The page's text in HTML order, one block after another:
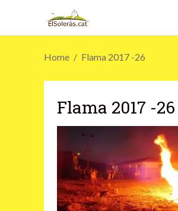
Home Flama 2017 -26
Flama 2017 -26